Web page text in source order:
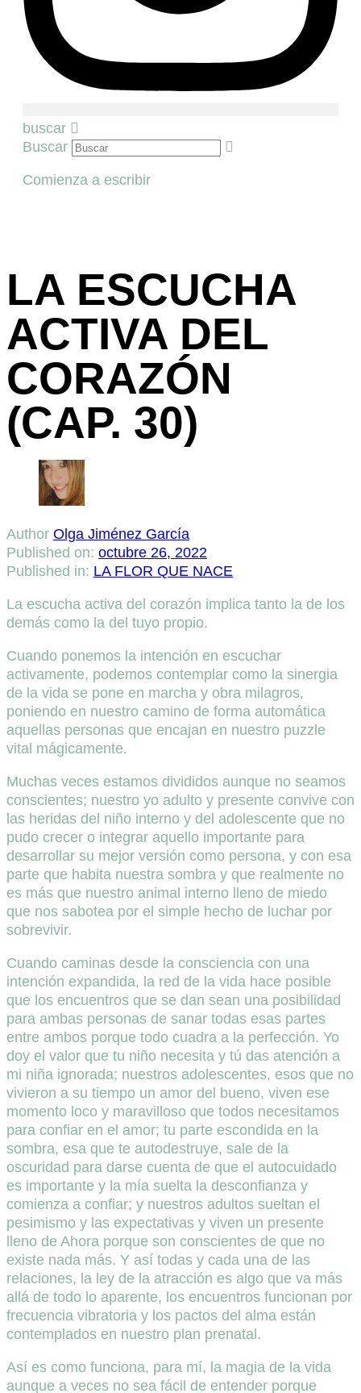
buscar
Buscar
Comienza a escribir
LA ESCUCHA
ACTIVA DEL
CORAZÓN
(CAP. 30)
Author Olga Jiménez García
Published on: octubre 26, 2022
Published in: LA FLOR QUE NACE
La escucha activa del corazón implica tanto la de los
demás como la del tuyo propio.
Cuando ponemos la intención en escuchar
activamente, podemos contemplar como la sinergia
de la vida se pone en marcha y obra milagros,
poniendo en nuestro camino de forma automática
aquellas personas que encajan en nuestro puzzle
vital mágicamente.
Muchas veces estamos divididos aunque no seamos
conscientes; nuestro yo adulto y presente convive con
las heridas del niño interno y del adolescente que no
pudo crecer o integrar aquello importante para
desarrollar su mejor versión como persona, y con esa
parte que habita nuestra sombra y que realmente no
es más que nuestro animal interno lleno de miedo
que nos sabotea por el simple hecho de luchar por
sobrevivir.
Cuando caminas desde la consciencia con una
intención expandida, la red de la vida hace posible
que los encuentros que se dan sean una posibilidad
para ambas personas de sanar todas esas partes
entre ambos porque todo cuadra a la perfección. Yo
doy el valor que tu niño necesita y tú das atención a
mi niña ignorada; nuestros adolescentes, esos que no
vivieron a su tiempo un amor del bueno, viven ese
momento loco y maravilloso que todos necesitamos
para confiar en el amor; tu parte escondida en la
sombra, esa que te autodestruye, sale de la
oscuridad para darse cuenta de que el autocuidado
es importante y la mía suelta la desconfianza y
comienza a confiar; y nuestros adultos sueltan el
pesimismo y las expectativas y viven un presente
lleno de Ahora porque son conscientes de que no
existe nada más. Y así todas y cada una de las
relaciones, la ley de la atracción es algo que va más
allá de todo lo aparente, los encuentros funcionan por
frecuencia vibratoria y los pactos del alma están
contemplados en nuestro plan prenatal.
Así es como funciona, para mí, la magia de la vida
aunque a veces no sea fácil de entender porque